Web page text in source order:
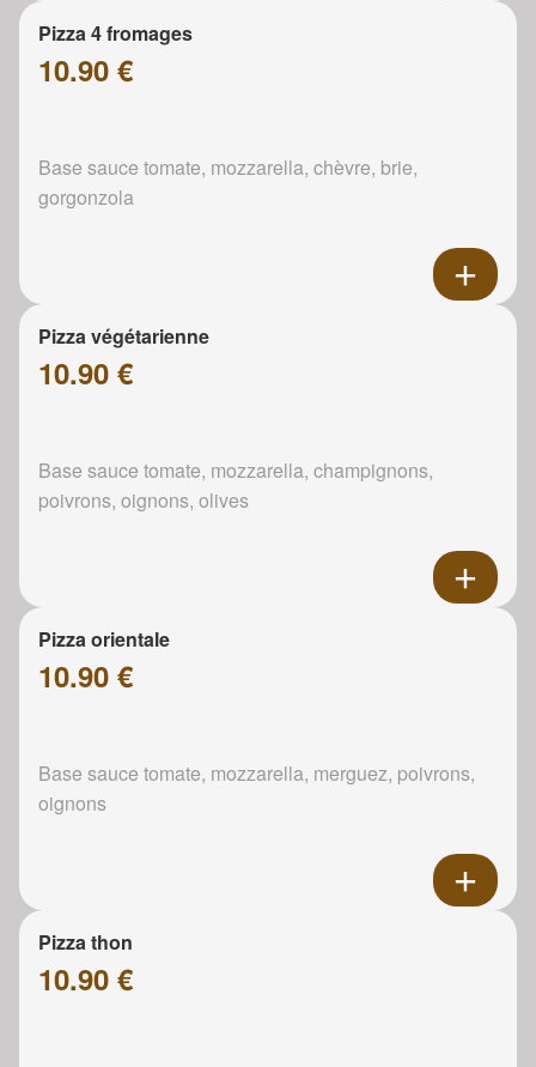
Pizza 4 fromages
10.90 €
Base sauce tomate, mozzarella, chèvre, brie,
gorgonzola
Pizza végétarienne
10.90 €
Base sauce tomate, mozzarella, champignons,
poivrons, oignons, olives
Pizza orientale
10.90 €
Base sauce tomate, mozzarella, merguez, poivrons,
oignons
Pizza thon
10.90 €